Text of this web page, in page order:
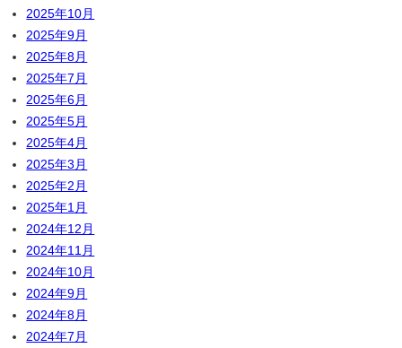
2025年10月
2025年9月
2025年8月
2025年7月
2025年6月
2025年5月
2025年4月
2025年3月
2025年2月
2025年1月
2024年12月
2024年11月
2024年10月
2024年9月
2024年8月
2024年7月